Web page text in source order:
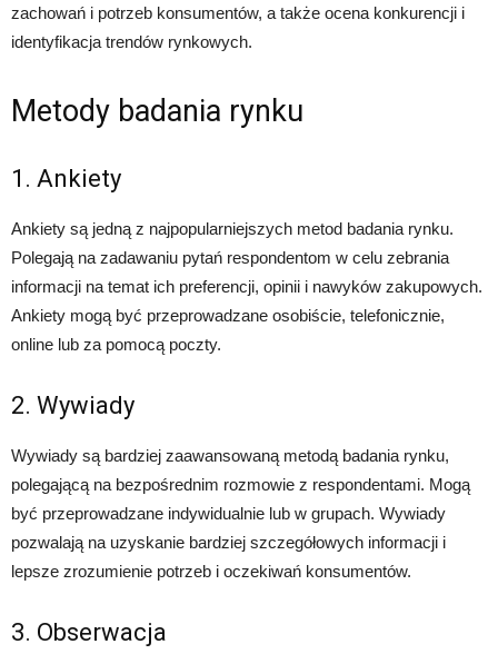
zachowań i potrzeb konsumentów, a także ocena konkurencji i
identyfikacja trendów rynkowych.
Metody badania rynku
1. Ankiety
Ankiety są jedną z najpopularniejszych metod badania rynku.
Polegają na zadawaniu pytań respondentom w celu zebrania
informacji na temat ich preferencji, opinii i nawyków zakupowych.
Ankiety mogą być przeprowadzane osobiście, telefonicznie,
online lub za pomocą poczty.
2. Wywiady
Wywiady są bardziej zaawansowaną metodą badania rynku,
polegającą na bezpośrednim rozmowie z respondentami. Mogą
być przeprowadzane indywidualnie lub w grupach. Wywiady
pozwalają na uzyskanie bardziej szczegółowych informacji i
lepsze zrozumienie potrzeb i oczekiwań konsumentów.
3. Obserwacja